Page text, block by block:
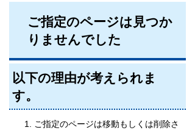
ご指定のページは見つか
りませんでした
以下の理由が考えられま
す。
ご指定のページは移動もしくは削除さ